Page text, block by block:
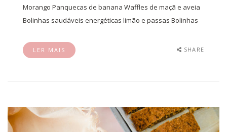
Morango Panquecas de banana Waffles de maçã e aveia
Bolinhas saudáveis energéticas limão e passas Bolinhas
LER MAIS SHARE